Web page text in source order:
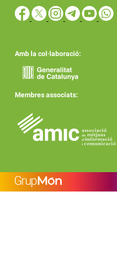
Amb la col·laboració:
Membres associats: